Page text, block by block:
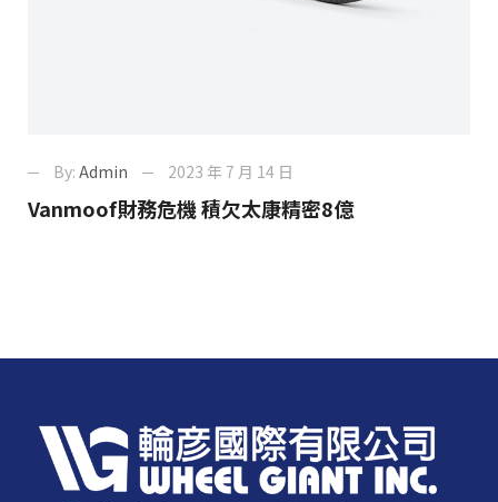
By: Admin 2023 年 7 月 14 日
Vanmoof財務危機 積欠太康精密8億